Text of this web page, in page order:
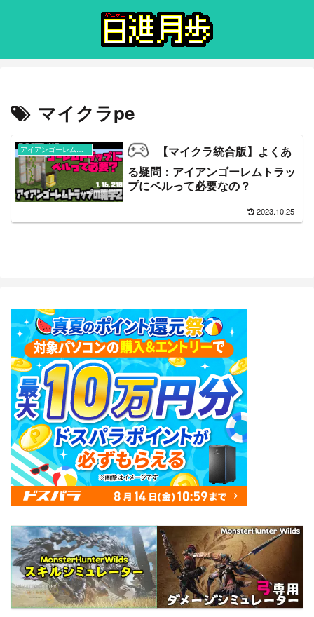
マイクラpe
【マイクラ統合版】よくあ
る疑問：アイアンゴーレムトラッ
プにベルって必要なの？
2023.10.25